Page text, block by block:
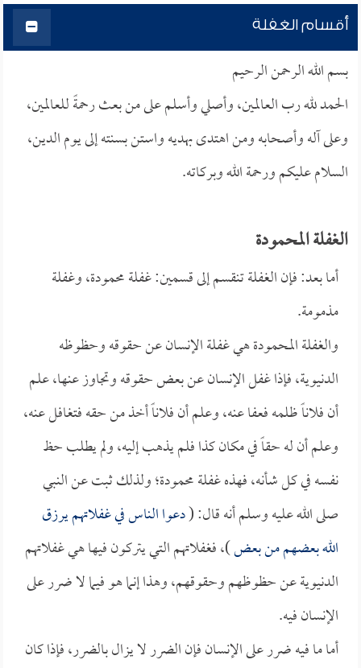
أقسام الغفلة
بسم الله الرحمن الرحيم
الحمد لله رب العالمين، وأصلي وأسلم على من بعث رحمةً للعالمين،
وعلى آله وأصحابه ومن اهتدى بهديه واستن بسنته إلى يوم الدين،
السلام عليكم ورحمة الله وبركاته.
الغفلة المحمودة
أما بعد: فإن الغفلة تنقسم إلى قسمين: غفلة محمودة، وغفلة
مذمومة.
والغفلة المحمودة هي غفلة الإنسان عن حقوقه وحظوظه
الدنيوية، فإذا غفل الإنسان عن بعض حقوقه وتجاوز عنها، علم
أن فلاناً ظلمه فعفا عنه، وعلم أن فلاناً أخذ من حقه فتغافل عنه،
وعلم أن له حقاً في مكان كذا فلم يذهب إليه، ولم يطلب حظ
نفسه في كل شأنه، فهذه غفلة محمودة؛ ولذلك ثبت عن النبي
صلى الله عليه وسلم أنه قال: (دعوا الناس في غفلاتهم يرزق
الله بعضهم من بعض)، فغفلاتهم التي يتركون فيها هي غفلاتهم
الدنيوية عن حظوظهم وحقوقهم، وهذا إنما هو فيما لا ضرر على
الإنسان فيه.
أما ما فيه ضرر على الإنسان فإن الضرر لا يزال بالضرر، فإذا كان